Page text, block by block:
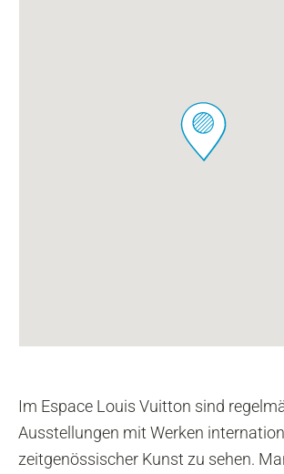
Im Espace Louis Vuitton sind
Ausstellungen mit Werken
zeitgenössischer Kunst zu sehen.